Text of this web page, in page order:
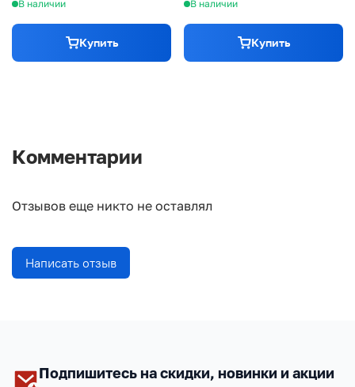
В наличии
Купить
В наличии
Купить
Комментарии
Отзывов еще никто не оставлял
Написать отзыв
Подпишитесь на скидки, новинки и акции